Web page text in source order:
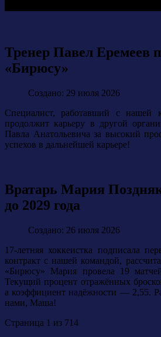
Тренер Павел Еремеев
«Бирюсу»
Создано: 29 июля 2026
Специалист, работавший с нашей
продолжит карьеру в другой
Павла Анатольевича за высокий
успехов в дальнейшей карьере!
Вратарь Мария
до 2029 года
Создано: 26 июля 2026
17-летняя хоккеистка подписала
контракт с нашей командой,
«Бирюсу» Мария провела 19
Текущий процент отражённых
а коэффициент надёжности — 2,55.
нами, Маша!
Страница 1 из 714